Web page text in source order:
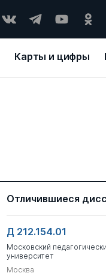
Карты и цифры
Отличившиеся
Д 212.154.01
Московский
университет
Москва